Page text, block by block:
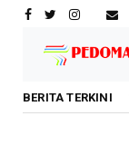
BERITA TERKINI
Dana Rp2 Miliar